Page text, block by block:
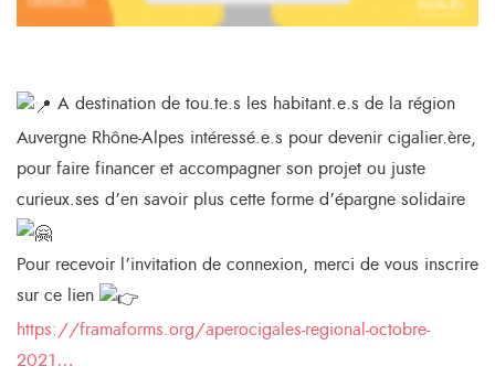
A destination de tou.te.s les habitant.e.s de la région
Auvergne Rhône-Alpes intéressé.e.s pour devenir cigalier.ère,
pour faire financer et accompagner son projet ou juste
curieux.ses d’en savoir plus cette forme d’épargne solidaire
Pour recevoir l’invitation de connexion, merci de vous inscrire
sur ce lien
https://framaforms.org/aperocigales-regional-octobre-
2021…